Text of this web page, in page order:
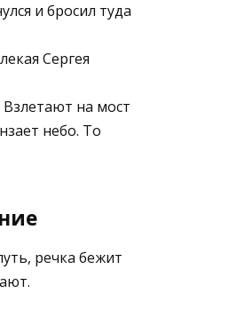
и бросил туда
Сергея
на мост
небо. То
речка бежит